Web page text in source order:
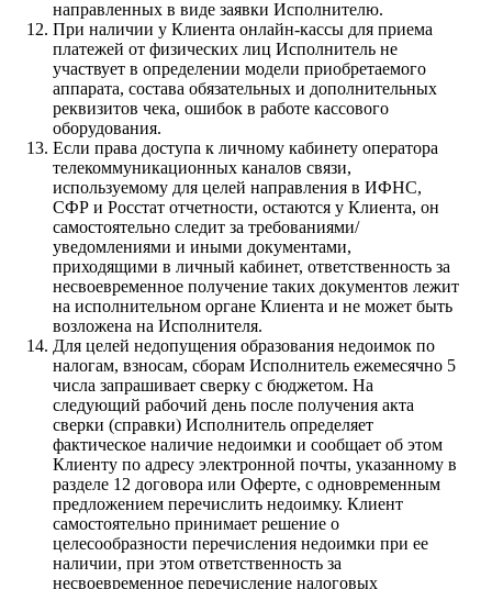
направленных в виде заявки Исполнителю.
При наличии у Клиента онлайн-кассы для приема
платежей от физических лиц Исполнитель не
участвует в определении модели приобретаемого
аппарата, состава обязательных и дополнительных
реквизитов чека, ошибок в работе кассового
оборудования.
Если права доступа к личному кабинету оператора
телекоммуникационных каналов связи,
используемому для целей направления в ИФНС,
СФР и Росстат отчетности, остаются у Клиента, он
самостоятельно следит за требованиями/
уведомлениями и иными документами,
приходящими в личный кабинет, ответственность за
несвоевременное получение таких документов лежит
на исполнительном органе Клиента и не может быть
возложена на Исполнителя.
Для целей недопущения образования недоимок по
налогам, взносам, сборам Исполнитель ежемесячно 5
числа запрашивает сверку с бюджетом. На
следующий рабочий день после получения акта
сверки (справки) Исполнитель определяет
фактическое наличие недоимки и сообщает об этом
Клиенту по адресу электронной почты, указанному в
разделе 12 договора или Оферте, с одновременным
предложением перечислить недоимку. Клиент
самостоятельно принимает решение о
целесообразности перечисления недоимки при ее
наличии, при этом ответственность за
несвоевременное перечисление налоговых